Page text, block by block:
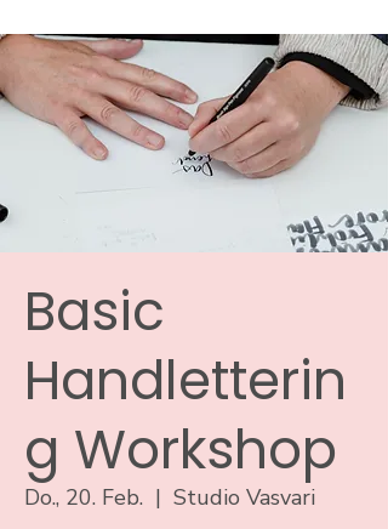
Basic
Handletterin
g Workshop
Do., 20. Feb.
  |
Studio Vasvari